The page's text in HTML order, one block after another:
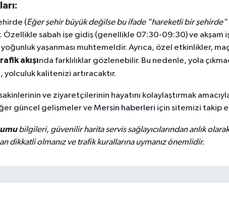
(Eğer şehir büyük değilse bu ifade "hareketli bir
sabah işe gidiş (genellikle 07:30-09:30) ve akşam
yaşanması muhtemeldir. Ayrıca, özel etkinlikler,
akışında farklılıklar gözlenebilir. Bu nedenle, yola
yolculuk kalitenizi artıracaktır.
ve ziyaretçilerinin hayatını kolaylaştırmak
güncel gelişmeler ve Mersin haberleri için sitemizi takip
bilgileri, güvenilir harita servis sağlayıcılarından anlık
dikkatli olmanız ve trafik kurallarına uymanız önemlidir.